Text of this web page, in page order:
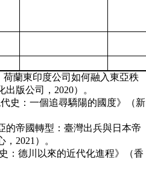
荷蘭東印度公司如何融入東亞秩
版公司，2020）。
史：一個追尋驕陽的國度》（新
的帝國轉型：臺灣出兵與日本帝
2021）。
：德川以來的近代化進程》（香